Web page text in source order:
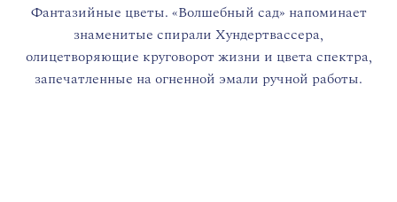
Фантазийные цветы. «Волшебный сад» напоминает
знаменитые спирали Хундертвассера,
олицетворяющие круговорот жизни и цвета спектра,
запечатленные на огненной эмали ручной работы.